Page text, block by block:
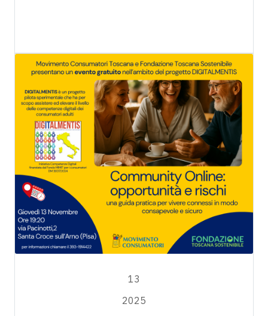
13
2025